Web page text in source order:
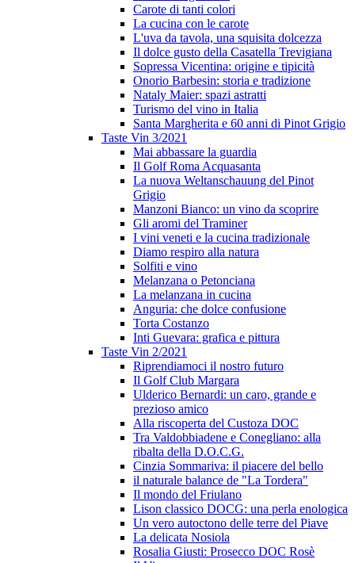
Carote di tanti colori
La cucina con le carote
L'uva da tavola, una squisita dolcezza
Il dolce gusto della Casatella Trevigiana
Sopressa Vicentina: origine e tipicità
Onorio Barbesin: storia e tradizione
Nataly Maier: spazi astratti
Turismo del vino in Italia
Santa Margherita e 60 anni di Pinot Grigio
Taste Vin 3/2021
Mai abbassare la guardia
Il Golf Roma Acquasanta
La nuova Weltanschauung del Pinot
Grigio
Manzoni Bianco: un vino da scoprire
Gli aromi del Traminer
I vini veneti e la cucina tradizionale
Diamo respiro alla natura
Solfiti e vino
Melanzana o Petonciana
La melanzana in cucina
Anguria: che dolce confusione
Torta Costanzo
Inti Guevara: grafica e pittura
Taste Vin 2/2021
Riprendiamoci il nostro futuro
Il Golf Club Margara
Ulderico Bernardi: un caro, grande e
prezioso amico
Alla riscoperta del Custoza DOC
Tra Valdobbiadene e Conegliano: alla
ribalta della D.O.C.G.
Cinzia Sommariva: il piacere del bello
il naturale balance de "La Tordera"
Il mondo del Friulano
Lison classico DOCG: una perla enologica
Un vero autoctono delle terre del Piave
La delicata Nosiola
Rosalia Giusti: Prosecco DOC Rosè